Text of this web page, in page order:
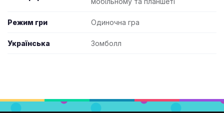
Режим гри Одиночна гра
Українська Зомболл